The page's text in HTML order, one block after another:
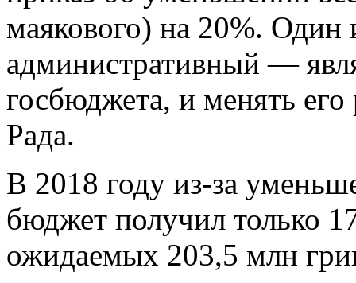
маякового) на 20%.
административный —
госбюджета, и менять
Рада.
В 2018 году из-за
бюджет получил только
ожидаемых 203,5 млн